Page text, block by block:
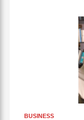
BUSINESS